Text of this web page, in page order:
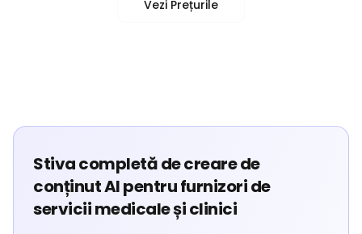
Vezi Prețurile
Stiva completă de creare de
conținut AI pentru furnizori de
servicii medicale și clinici